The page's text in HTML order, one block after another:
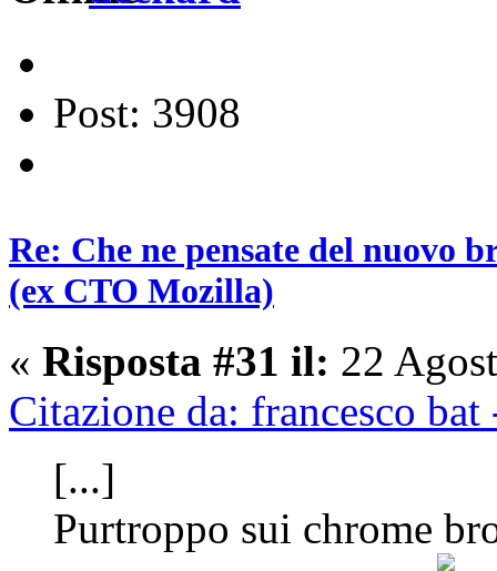
Post: 3908
Re: Che ne pensate del nuovo
(ex CTO Mozilla)
« Risposta #31 il: 22
Citazione da: francesco
[...]
Purtroppo sui chrome